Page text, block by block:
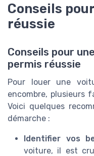
Conseils
réussie
Conseils pour
permis réussie
Pour louer une
encombre, plusieurs
Voici quelques
démarche :
Identifier vos
voiture, il est